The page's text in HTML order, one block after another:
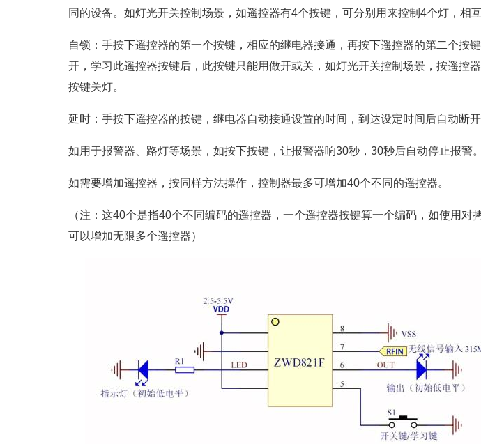
同的设备。如灯光开关控制场景，如遥控器有4个按键，可分别用来控制4个灯，相互
自锁：手按下遥控器的第一个按键，相应的继电器接通，再按下遥控器的第二个按
开，学习此遥控器按键后，此按键只能用做开或关，如灯光开关控制场景，按遥控
按键关灯。
延时：手按下遥控器的按键，继电器自动接通设置的时间，到达设定时间后自动断开
如用于报警器、路灯等场景，如按下按键，让报警器响30秒，30秒后自动停止报警。
如需要增加遥控器，按同样方法操作，控制器最多可增加40个不同的遥控器。
（注：这40个是指40个不同编码的遥控器，一个遥控器按键算一个编码，如使用对
可以增加无限多个遥控器）